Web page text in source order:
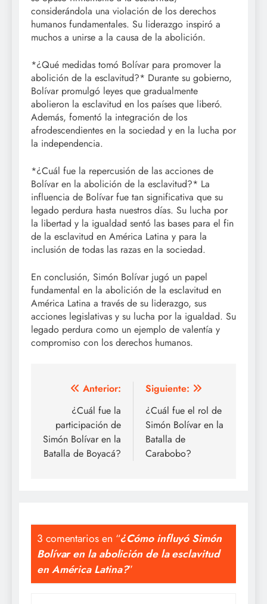
considerándola una violación de los derechos
humanos fundamentales. Su liderazgo inspiró a
muchos a unirse a la causa de la abolición.
*¿Qué medidas tomó Bolívar para promover la
abolición de la esclavitud?* Durante su gobierno,
Bolívar promulgó leyes que gradualmente
abolieron la esclavitud en los países que liberó.
Además, fomentó la integración de los
afrodescendientes en la sociedad y en la lucha por
la independencia.
*¿Cuál fue la repercusión de las acciones de
Bolívar en la abolición de la esclavitud?* La
influencia de Bolívar fue tan significativa que su
legado perdura hasta nuestros días. Su lucha por
la libertad y la igualdad sentó las bases para el fin
de la esclavitud en América Latina y para la
inclusión de todas las razas en la sociedad.
En conclusión, Simón Bolívar jugó un papel
fundamental en la abolición de la esclavitud en
América Latina a través de su liderazgo, sus
acciones legislativas y su lucha por la igualdad. Su
legado perdura como un ejemplo de valentía y
compromiso con los derechos humanos.
Navegación
entradas
Anterior:
¿Cuál fue la
participación de
Simón Bolívar en la
Batalla de Boyacá?
Siguiente:
¿Cuál fue el rol de
Simón Bolívar en la
Batalla de
Carabobo?
3 comentarios en “¿Cómo influyó Simón
Bolívar en la abolición de la esclavitud
en América Latina?”